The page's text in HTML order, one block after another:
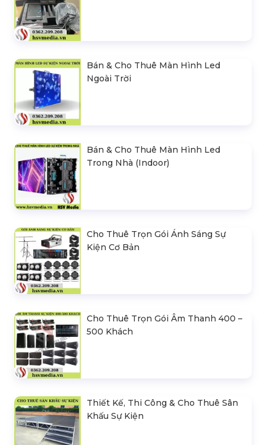
Bán & Cho Thuê Màn Hình Led
Ngoài Trời
Bán & Cho Thuê Màn Hình Led
Trong Nhà (Indoor)
Cho Thuê Trọn Gói Ánh Sáng Sự
Kiện Cơ Bản
Cho Thuê Trọn Gói Âm Thanh 400 –
500 Khách
Thiết Kế, Thi Công & Cho Thuê Sân
Khấu Sự Kiện